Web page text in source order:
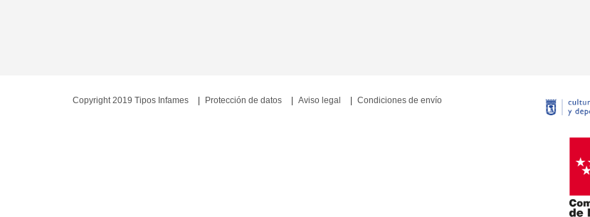
Copyright 2019 Tipos Infames Protección de datos Aviso legal Condiciones de envío